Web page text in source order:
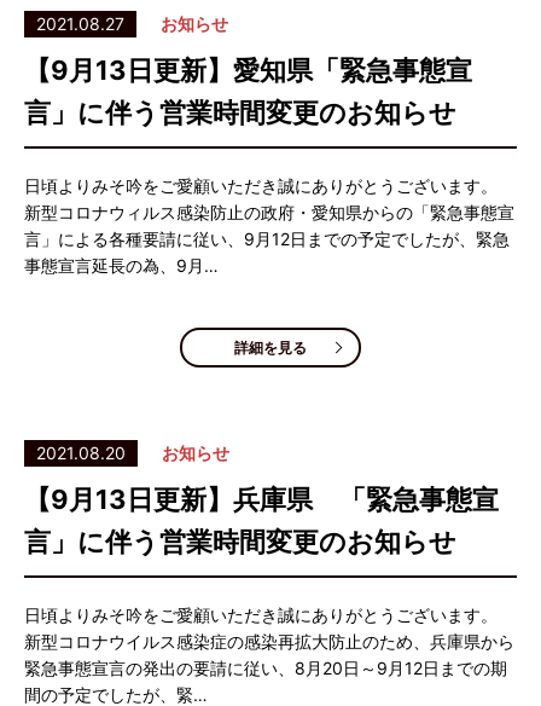
2021.08.27 お知らせ
【9月13日更新】愛知県「緊急事態宣
言」に伴う営業時間変更のお知らせ
日頃よりみそ吟をご愛顧いただき誠にありがとうございます。
新型コロナウィルス感染防止の政府・愛知県からの「緊急事態宣
言」による各種要請に従い、9月12日までの予定でしたが、緊急
事態宣言延長の為、9月…
詳細を見る
2021.08.20 お知らせ
【9月13日更新】兵庫県 「緊急事態宣
言」に伴う営業時間変更のお知らせ
日頃よりみそ吟をご愛顧いただき誠にありがとうございます。
新型コロナウイルス感染症の感染再拡大防止のため、兵庫県から
緊急事態宣言の発出の要請に従い、8月20日～9月12日までの期
間の予定でしたが、緊…